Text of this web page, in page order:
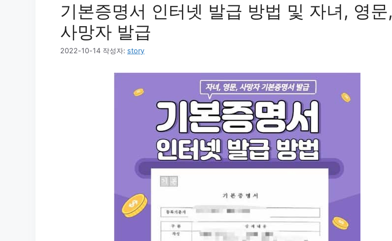
기본증명서 인터넷 발급 방법 및 자녀, 영문,
사망자 발급
2022-10-14 작성자: story